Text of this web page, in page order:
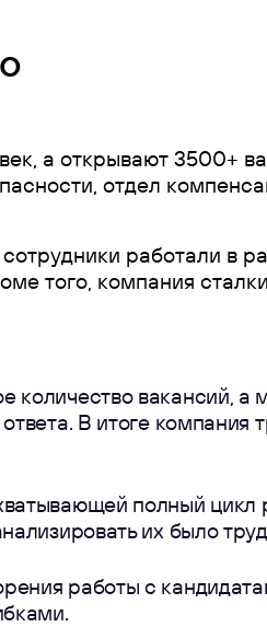
а открывают 3500+
отдел
работали в
того, компания
количество вакансий, а
В итоге компания
полный цикл
их было
работы с